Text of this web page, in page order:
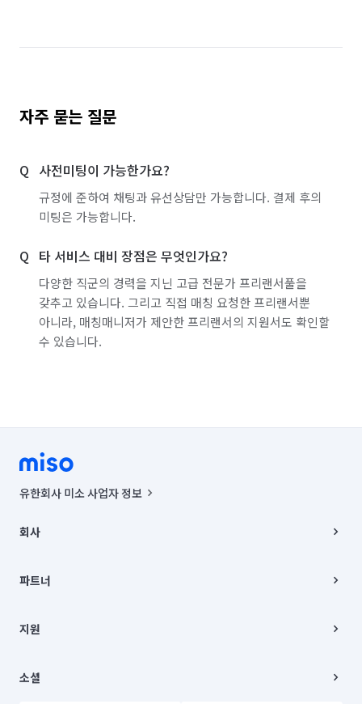
자주 묻는 질문
사전미팅이 가능한가요?
규정에 준하여 채팅과 유선상담만 가능합니다. 결제 후의
미팅은 가능합니다.
타 서비스 대비 장점은 무엇인가요?
다양한 직군의 경력을 지닌 고급 전문가 프리랜서풀을
갖추고 있습니다. 그리고 직접 매칭 요청한 프리랜서뿐
아니라, 매칭매니저가 제안한 프리랜서의 지원서도 확인할
수 있습니다.
유한회사 미소 사업자 정보
00019 |
주소 | 본사: 서울특별시 종로구 율곡로 6(중학동, 트윈트리빌딩) B동 5층
컨택센터 : 서울특별시 종로구 수송동 율곡로 24, 7층, 8층 미소
상품, 상품정보, 거래에 관한 의무와 책임은 거래당사자에게 있습니다.
언론 보도 관련 문의:
© 유한회사 미소. Miso, Inc. All Rights Reserved.
회사
채용
파트너
이사
지원
이용약관
소셜